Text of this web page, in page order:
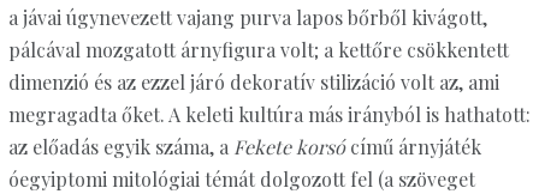
a jávai úgynevezett vajang purva lapos bőrből kivágott,
pálcával mozgatott árnyfigura volt; a kettőre csökkentett
dimenzió és az ezzel járó dekoratív stilizáció volt az, ami
megragadta őket. A keleti kultúra más irányból is hathatott:
az előadás egyik száma, a Fekete korsócímű árnyjáték
óegyiptomi mitológiai témát dolgozott fel (a szöveget